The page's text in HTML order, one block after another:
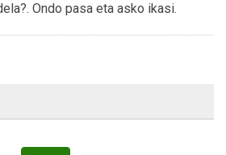
Ondo pasa eta asko ikasi.